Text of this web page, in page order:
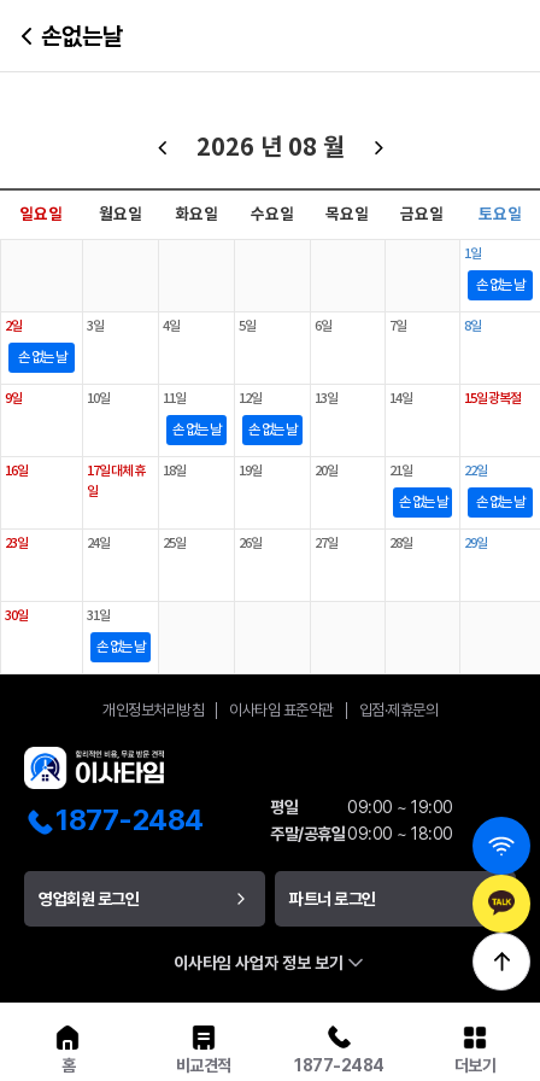
손없는날
2026 년 08 월
일요일 월요일 화요일 수요일 목요일 금요일 토요일
1일
손 없는 날
2일
손 없는 날
3일 4일 5일 6일 7일 8일
9일 10일 11일
손 없는 날
12일
손 없는 날
13일 14일 15일 광복절
16일
17일 대체 휴
일
18일 19일 20일 21일
손 없는 날
22일
손 없는 날
23일 24일 25일 26일 27일 28일 29일
30일 31일
손 없는 날
개인정보처리방침 이사타임 표준약관 입점·제휴문의
1877-2484 평일
09:00 ~ 19:00
주말/공휴일09:00 ~ 18:00
영업회원 로그인 파트너 로그인
이사타임 사업자 정보 보기
홈 비교견적 1877-2484 더보기